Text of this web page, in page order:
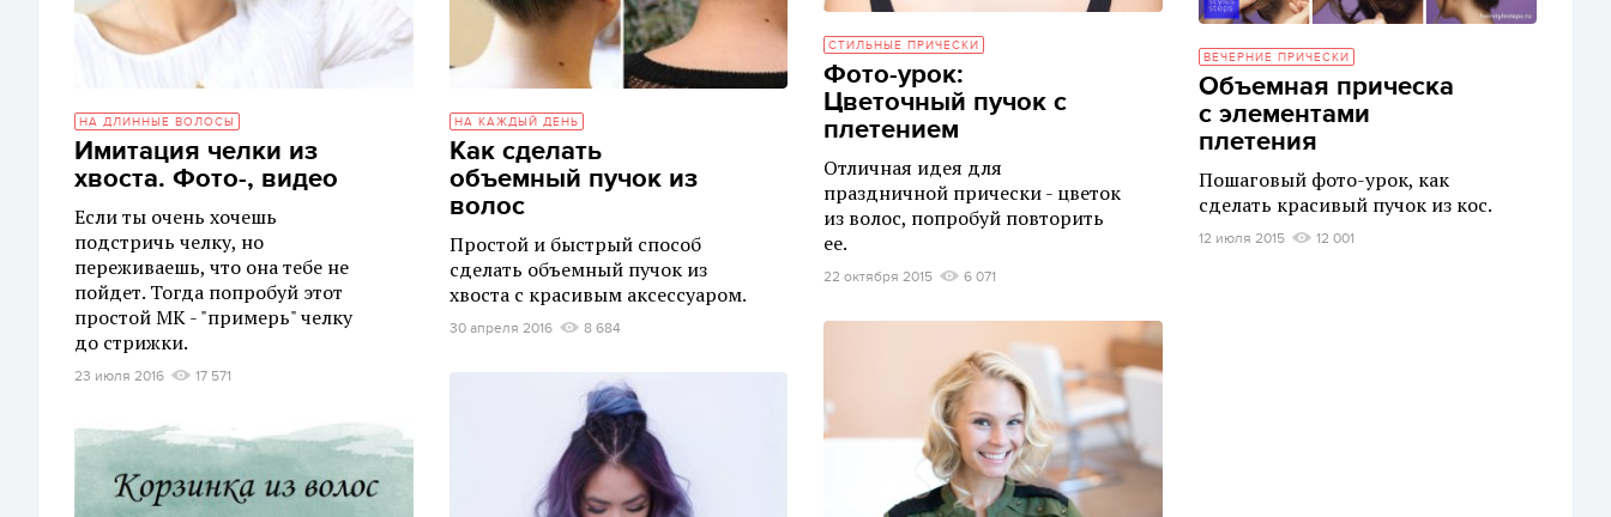
НА ДЛИННЫЕ ВОЛОСЫ
Имитация челки из
хвоста. Фото-, видео
Если ты очень хочешь
подстричь челку, но
переживаешь, что она тебе не
пойдет. Тогда попробуй этот
простой МК - "примерь" челку
до стрижки.
23 июля 2016 17 571
НА КАЖДЫЙ ДЕНЬ
Как сделать
объемный пучок из
волос
Простой и быстрый способ
сделать объемный пучок из
хвоста с красивым аксессуаром.
30 апреля 2016 8 684
СТИЛЬНЫЕ ПРИЧЕСКИ
Фото-урок:
Цветочный пучок с
плетением
Отличная идея для
праздничной прически - цветок
из волос, попробуй повторить
ее.
22 октября 2015 6 071
ВЕЧЕРНИЕ ПРИЧЕСКИ
Объемная прическа
с элементами
плетения
Пошаговый фото-урок, как
сделать красивый пучок из кос.
12 июля 2015 12 001